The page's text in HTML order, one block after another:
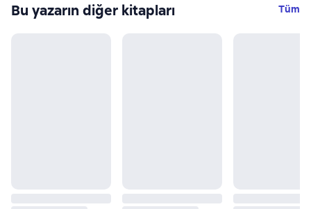
Bu yazarın diğer kitapları Tüm